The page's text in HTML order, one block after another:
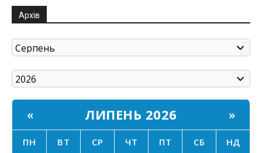
Архів
« ЛИПЕНЬ 2026 »
ПН ВТ СР ЧТ ПТ СБ НД